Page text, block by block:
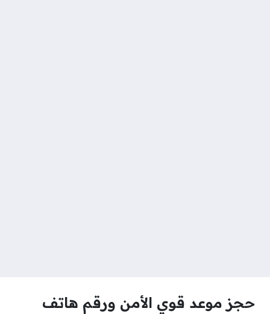
حجز موعد قوي الأمن ورقم هاتف